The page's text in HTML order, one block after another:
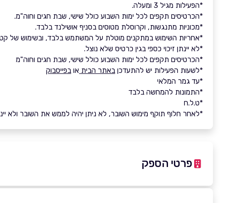
*הפעילות מגיל 3 ומעלה.
*הכרטיסים תקפים לכל ימות השבוע כולל שישי, שבת חגים וחוה"מ.
*מכוניות מתנגשות, וקרוסלת מטוסים בסניף אושילנד בלבד.
*אחריות השימוש במתקנים מוטלת על המשתמש בלבד, ובשימוש של
*לא יינתן זיכוי כספי בגין כרטיס שלא נוצל.
*הכרטיסים תקפים לכל ימות השבוע כולל שישי, שבת חגים וחוה"מ
*לשעות הפעילות יש להתעדכן באתר הבית או בפייסבוק
*עד גמר המלאי
*התמונות להמחשה בלבד
*ט.ל.ח
*לאחר חלוף תוקף מימוש השובר, לא ניתן יהיה לממש את השובר ולא
פרטי הספק